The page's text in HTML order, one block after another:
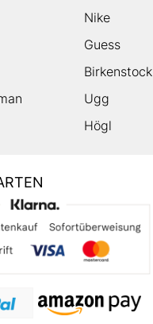
Nike
Guess
Birkenstock
Ugg
Högl